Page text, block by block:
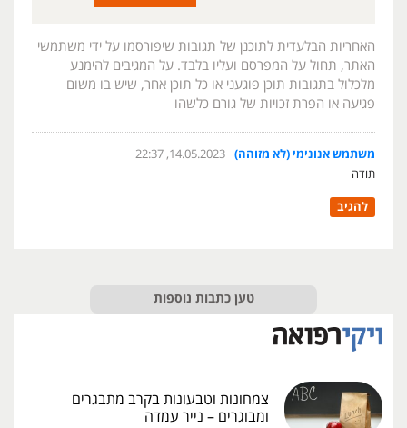
האחריות הבלעדית לתוכנן של תגובות שיפורסמו על ידי משתמשי
האתר, תחול על המפרסם ועליו בלבד. על המגיבים להימנע
מלכלול בתגובות תוכן פוגעני או כל תוכן אחר, שיש בו משום
פגיעה או הפרת זכויות של גורם כלשהו
משתמש אנונימי (לא מזוהה)
14.05.2023, 22:37
תודה
להגיב
טען כתבות נוספות
צמחונות וטבעונות בקרב מתבגרים
ומבוגרים – נייר עמדה